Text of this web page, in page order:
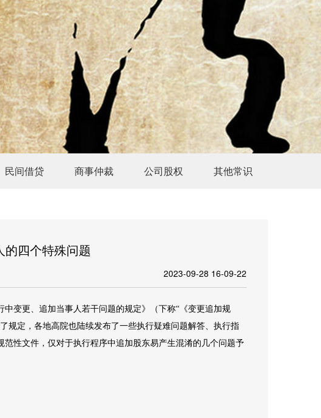
民间借贷 商事仲裁 公司股权 其他常识
的四个特殊问题
2023-09-28 16-09-22
变更、追加当事人若干问题的规定》（下称“《变更追加规
规定，各地高院也陆续发布了一些执行疑难问题解答、执行指
性文件，仅对于执行程序中追加股东易产生混淆的几个问题予